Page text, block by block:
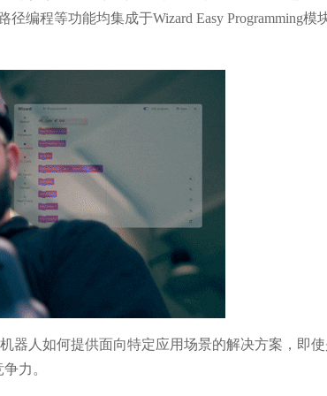
编程等功能均集成于Wizard Easy Programming模
器人如何提供面向特定应用场景的解决方案，即使
力。